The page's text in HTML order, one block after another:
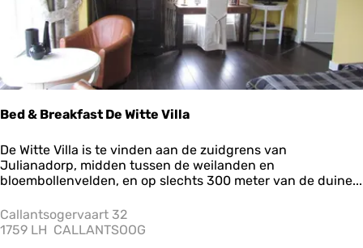
Bed & Breakfast De Witte Villa
B
e
d
B
r
De Witte Villa is te vinden aan de zuidgrens van
Julianadorp, midden tussen de weilanden en
bloembollenvelden, en op slechts 300 meter van de duine...
Callantsogervaart 32
1759 LH CALLANTSOOG